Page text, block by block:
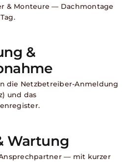
& Monteure — Dachmontage
&
die Netzbetreiber-Anmeldung
und das
Wartung
— mit kurzer